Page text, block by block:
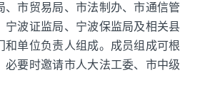
、市贸易局、市法制办、市通信管
宁波证监局、宁波保监局及相关县
和单位负责人组成。成员组成可根
必要时邀请市人大法工委、市中级